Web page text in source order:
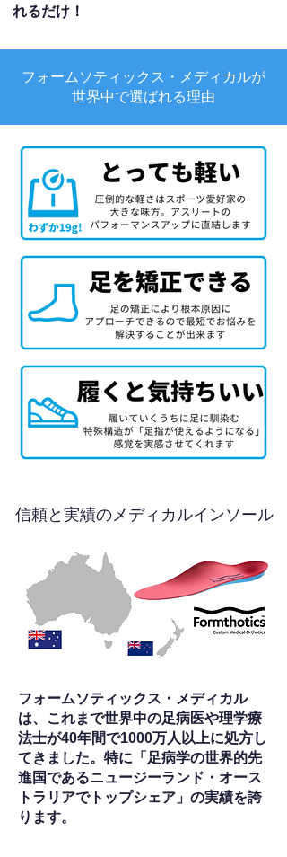
れるだけ！
フォームソティックス・メディカルが
世界中で選ばれる理由
信頼と実績のメディカルインソール
フォームソティックス・メディカル
は、これまで世界中の足病医や理学療
法士が40年間で1000万人以上に処方し
てきました。特に「足病学の世界的先
進国であるニュージーランド・オース
トラリアでトップシェア」の実績を誇
ります。